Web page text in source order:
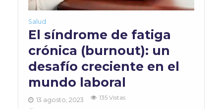
Salud
El síndrome de fatiga
crónica (burnout): un
desafío creciente en el
mundo laboral
13 agosto, 2023
135 Vistas